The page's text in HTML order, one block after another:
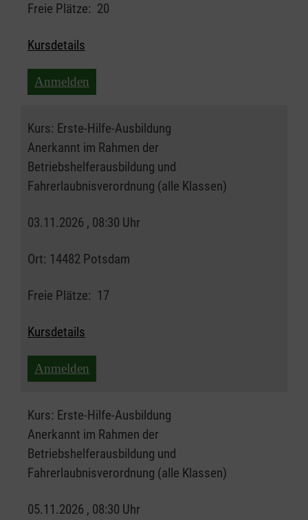
Freie Plätze: 20
Kursdetails
Anmelden
Kurs: Erste-Hilfe-Ausbildung
Anerkannt im Rahmen der
Betriebshelferausbildung und
Fahrerlaubnisverordnung (alle Klassen)
03.11.2026 , 08:30 Uhr
Ort: 14482 Potsdam
Freie Plätze: 17
Kursdetails
Anmelden
Kurs: Erste-Hilfe-Ausbildung
Anerkannt im Rahmen der
Betriebshelferausbildung und
Fahrerlaubnisverordnung (alle Klassen)
05.11.2026 , 08:30 Uhr